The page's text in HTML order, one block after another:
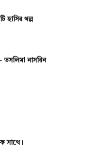
হাসির গল্প
তসলিমা নাসরিন
সাথে।